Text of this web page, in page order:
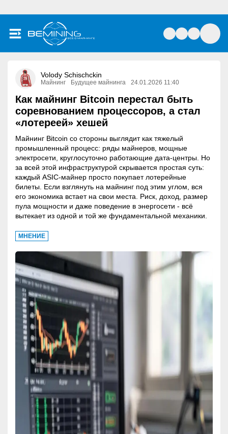
Volody Schischckin
Майнинг Будущее майнинга 24.01.2026 11:40
Как майнинг Bitcoin перестал быть
соревнованием процессоров, а стал
«лотереей» хешей
Майнинг Bitcoin со стороны выглядит как тяжелый
промышленный процесс: ряды майнеров, мощные
электросети, круглосуточно работающие дата-центры. Но
за всей этой инфраструктурой скрывается простая суть:
каждый ASIC-майнер просто покупает лотерейные
билеты. Если взглянуть на майнинг под этим углом, вся
его экономика встает на свои места. Риск, доход, размер
пула мощности и даже поведение в энергосети - всё
вытекает из одной и той же фундаментальной механики.
МНЕНИЕ